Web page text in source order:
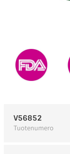
V56852
Tuotenumero